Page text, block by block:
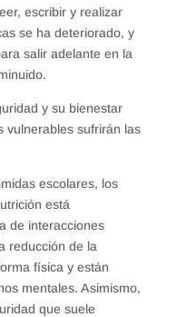
escribir y realizar
se ha deteriorado, y
salir adelante en la
y su bienestar
vulnerables sufrirán las
escolares, los
está
de interacciones
reducción de la
física y están
mentales. Asimismo,
que suele